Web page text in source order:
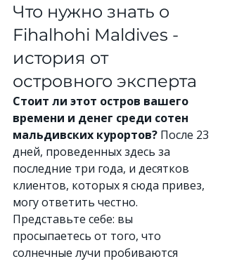
Что нужно знать о
Fihalhohi Maldives -
история от
островного эксперта
Стоит ли этот остров вашего
времени и денег среди сотен
мальдивских курортов? После 23
дней, проведенных здесь за
последние три года, и десятков
клиентов, которых я сюда привез,
могу ответить честно.
Представьте себе: вы
просыпаетесь от того, что
солнечные лучи пробиваются